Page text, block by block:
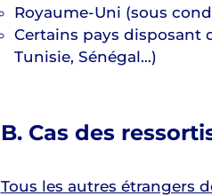
Royaume-Uni (sous
Certains pays disposant
Tunisie, Sénégal…)
B. Cas des
Tous les autres étrangers